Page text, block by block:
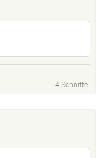
4 Schnitte